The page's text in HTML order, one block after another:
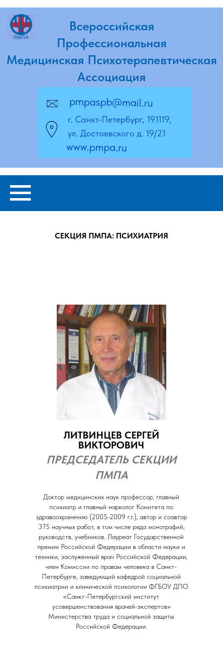
Профессиональная
Медицинская Психотерапевтическая
Ассоциация
www.pmpa.ru
pmpaspb@mail.ru
г. Санкт-Петербург, 191119,
СЕКЦИЯ ПМПА: ПСИХИАТРИЯ
ЛИТВИНЦЕВ СЕРГЕЙ
ВИКТОРОВИЧ
ПРЕДСЕДАТЕЛЬ СЕКЦИИ
ПМПА
Доктор медицинских наук профессор, главный
психиатр и главный нарколог Комитета по
здравоохранению (2005-2009 г.г.), автор и соавтор
375 научных работ, в том числе ряда монографий,
руководств, учебников. Лауреат Государственной
премии Российской Федерации в области науки и
техники, заслуженный врач Российской Федерации,
член Комиссии по правам человека в Санкт-
Петербурге, заведующий кафедрой социальной
психиатрии и клинической психологии ФГБОУ ДПО
«Санкт-Петербургский институт
усовершенствования врачей-экспертов»
Министерства труда и социальной защиты
Российской Федерации.